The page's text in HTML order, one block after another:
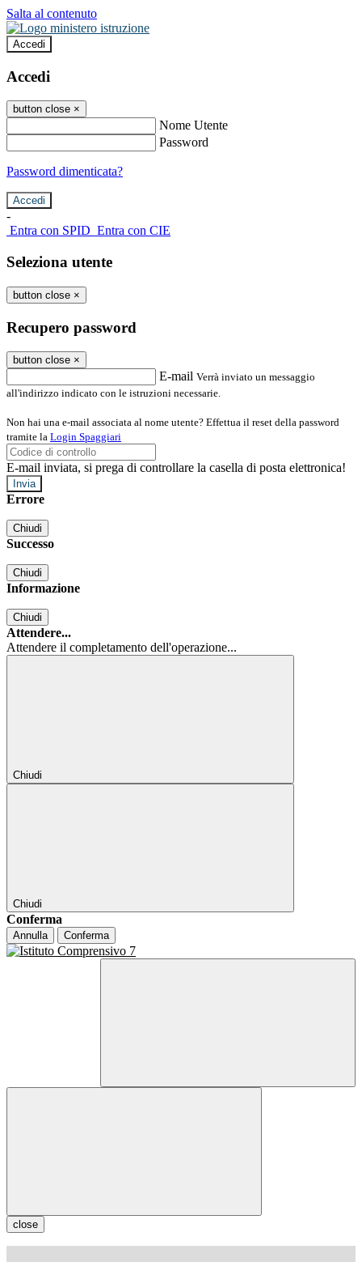
Salta al contenuto
Accedi
Accedi
button close ×
Nome Utente
Password
Password dimenticata?
-
Entra con SPID Entra con CIE
Seleziona utente
button close ×
Recupero password
button close ×
E-mail Verrà inviato un messaggio
all'indirizzo indicato con le istruzioni necessarie.
Non hai una e-mail associata al nome utente? Effettua il reset della password
tramite la Login Spaggiari
E-mail inviata, si prega di controllare la casella di posta elettronica!
Errore
Chiudi
Successo
Chiudi
Informazione
Chiudi
Attendere...
Attendere il completamento dell'operazione...
Chiudi
Chiudi
Conferma
Annulla Conferma
close